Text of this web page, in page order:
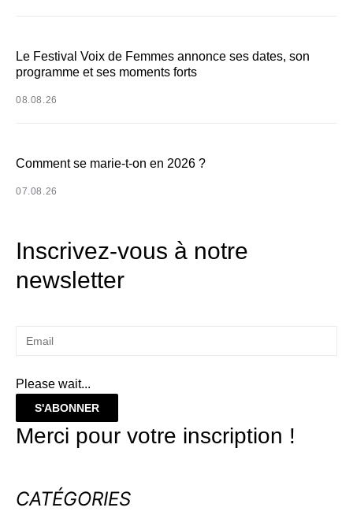
Le Festival Voix de Femmes annonce ses dates, son
programme et ses moments forts
08.08.26
Comment se marie-t-on en 2026 ?
07.08.26
Inscrivez-vous à notre
newsletter
Please wait...
S'ABONNER
Merci pour votre inscription !
CATÉGORIES